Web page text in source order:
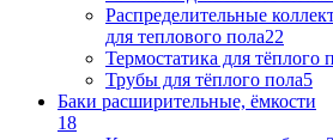
Распределительные
для теплового пола22
Термостатика для тёплого
Трубы для тёплого пола5
Баки расширительные, ёмкости
18